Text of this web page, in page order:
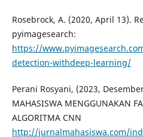
Rosebrock, A. (2020, April 13).
pyimagesearch:
https://
detection-withdeep-learning/
Perani Rosyani, (2023,
MAHASISWA MENGGUNAKAN
ALGORITMA CNN
http://jurnalmahasiswa.com/